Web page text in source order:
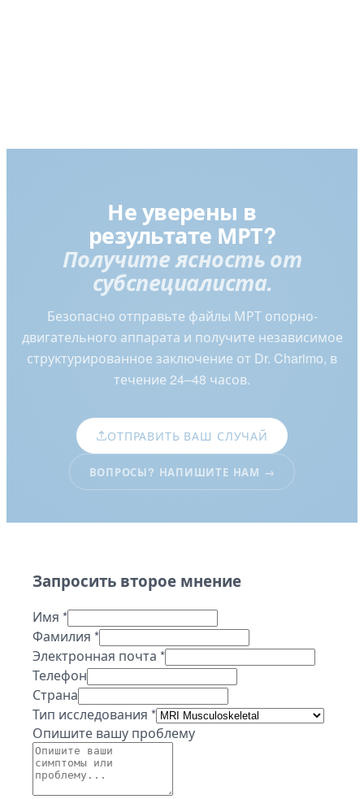
Не уверены в
результате МРТ?
Получите ясность от
субспециалиста.
Безопасно отправьте файлы МРТ опорно-
двигательного аппарата и получите независимое
структурированное заключение от Dr. Charimo, в
течение 24–48 часов.
ОТПРАВИТЬ ВАШ СЛУЧАЙ
ВОПРОСЫ? НАПИШИТЕ НАМ →
Запросить второе мнение
Имя *
Фамилия *
Электронная почта *
Телефон
Страна
Тип исследования *
Опишите вашу проблему